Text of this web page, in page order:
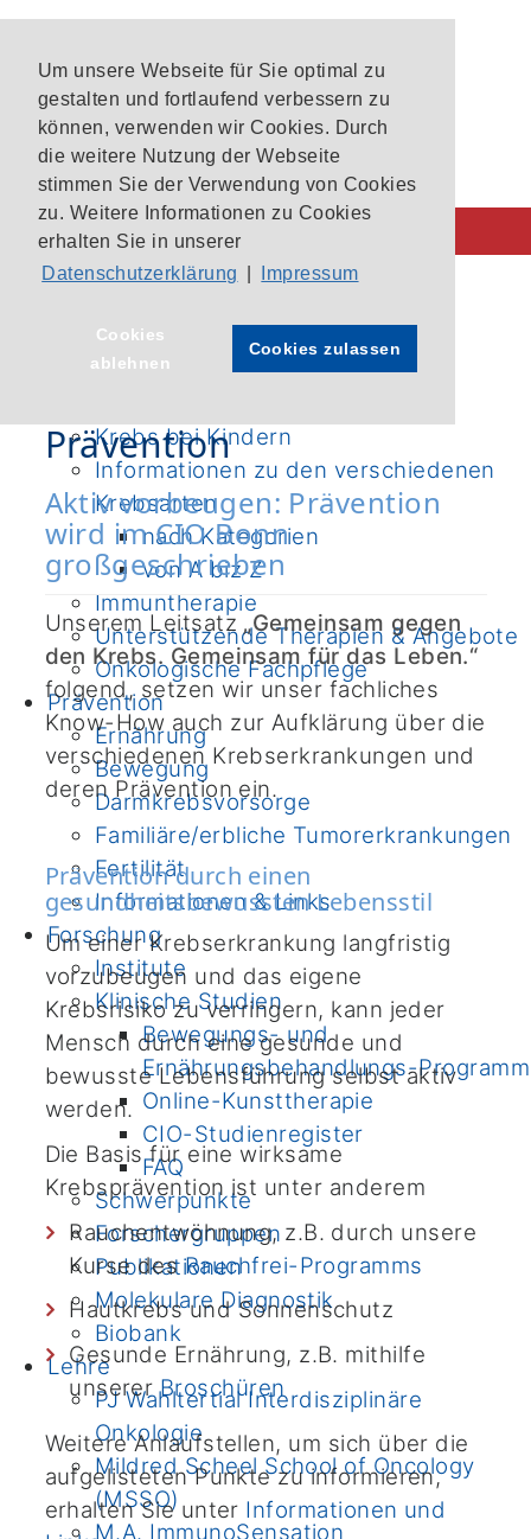
Um unsere Webseite für Sie optimal zu
gestalten und fortlaufend verbessern zu
können, verwenden wir Cookies. Durch
die weitere Nutzung der Webseite
stimmen Sie der Verwendung von Cookies
zu. Weitere Informationen zu Cookies
erhalten Sie in unserer
Datenschutzerklärung
Impressum
Cookies
ablehnen
Cookies zulassen
CIO-Patientenlotsen
Unsere Krebszentren
Krebs bei Kindern
Informationen zu den verschiedenen
Krebsarten
nach Kategorien
von A biz Z
Immuntherapie
Unterstützende Therapien & Angebote
Onkologische Fachpflege
Prävention
Ernährung
Bewegung
Darmkrebsvorsorge
Familiäre/erbliche Tumorerkrankungen
Fertilität
Informationen & Links
Forschung
Institute
Klinische Studien
Bewegungs- und
Ernährungsbehandlungs-Programm
Online-Kunsttherapie
CIO-Studienregister
FAQ
Schwerpunkte
Forschergruppen
Publikationen
Molekulare Diagnostik
Biobank
Lehre
PJ Wahltertial Interdisziplinäre
Onkologie
Mildred Scheel School of Oncology
(MSSO)
M.A. ImmunoSensation
Startseite Prävention
Prävention
Aktiv vorbeugen: Prävention
wird im CIO Bonn
großgeschrieben
Unserem Leitsatz „Gemeinsam gegen
den Krebs. Gemeinsam für das Leben.“
folgend, setzen wir unser fachliches
Know-How auch zur Aufklärung über die
verschiedenen Krebserkrankungen und
deren Prävention ein.
Prävention durch einen
gesundheitsbewussten Lebensstil
Um einer Krebserkrankung langfristig
vorzubeugen und das eigene
Krebsrisiko zu verringern, kann jeder
Mensch durch eine gesunde und
bewusste Lebensführung selbst aktiv
werden.
Die Basis für eine wirksame
Krebsprävention ist unter anderem
Rauchentwöhnung, z.B. durch unsere
Kurse desRauchfrei-Programms
Hautkrebs und Sonnenschutz
Gesunde Ernährung, z.B. mithilfe
unsererBroschüren
Weitere Anlaufstellen, um sich über die
aufgelisteten Punkte zu informieren,
erhalten Sie unter Informationen und